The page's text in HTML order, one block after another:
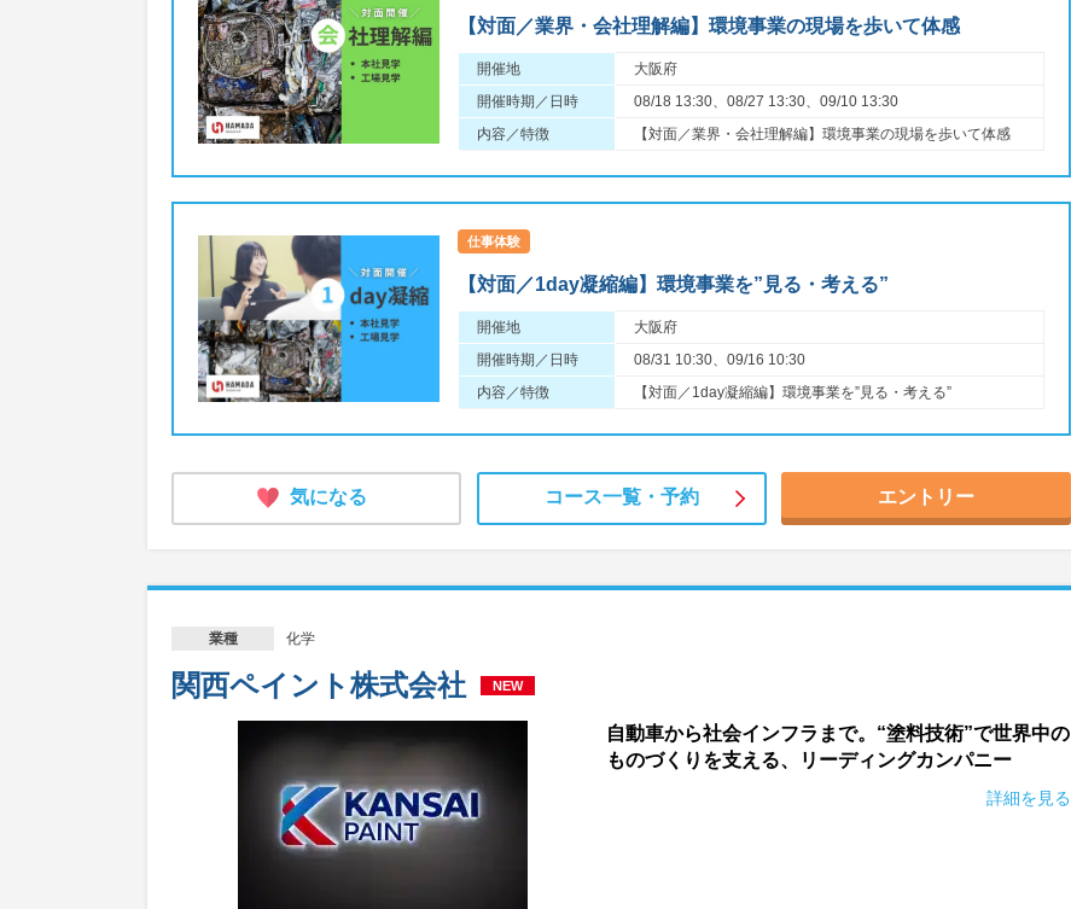
【対面／業界・会社理解編】環境事業の現場を歩いて体感
開催地
大阪府
開催時期／日時
08/18 13:30、08/27 13:30、09/10 13:30
内容／特徴
【対面／業界・会社理解編】環境事業の現場を歩いて体感
仕事体験
【対面／1day凝縮編】環境事業を”見る・考える”
開催地
大阪府
開催時期／日時
08/31 10:30、09/16 10:30
内容／特徴
【対面／1day凝縮編】環境事業を”見る・考える”
気になる コース一覧・ 予約 エントリー
業種 化学
関西ペイント株式会社 NEW
自動車から社会インフラまで。“塗料技術”で世界中の
ものづくりを支える、リーディングカンパニー
詳細を見る